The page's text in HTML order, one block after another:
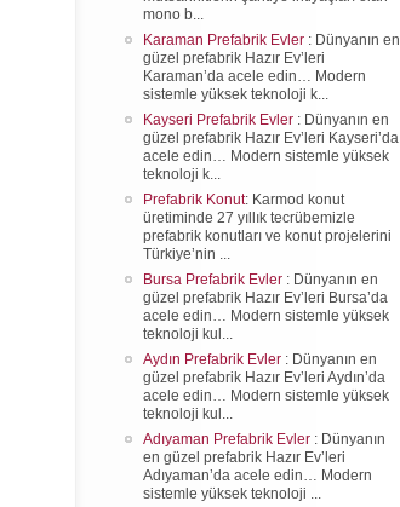
mono b...
Karaman Prefabrik Evler : Dünyanın en
güzel prefabrik Hazır Ev’leri
Karaman’da acele edin… Modern
sistemle yüksek teknoloji k...
Kayseri Prefabrik Evler : Dünyanın en
güzel prefabrik Hazır Ev’leri Kayseri’da
acele edin… Modern sistemle yüksek
teknoloji k...
Prefabrik Konut: Karmod konut
üretiminde 27 yıllık tecrübemizle
prefabrik konutları ve konut projelerini
Türkiye’nin ...
Bursa Prefabrik Evler : Dünyanın en
güzel prefabrik Hazır Ev’leri Bursa’da
acele edin… Modern sistemle yüksek
teknoloji kul...
Aydın Prefabrik Evler : Dünyanın en
güzel prefabrik Hazır Ev’leri Aydın’da
acele edin… Modern sistemle yüksek
teknoloji kul...
Adıyaman Prefabrik Evler : Dünyanın
en güzel prefabrik Hazır Ev’leri
Adıyaman’da acele edin… Modern
sistemle yüksek teknoloji ...